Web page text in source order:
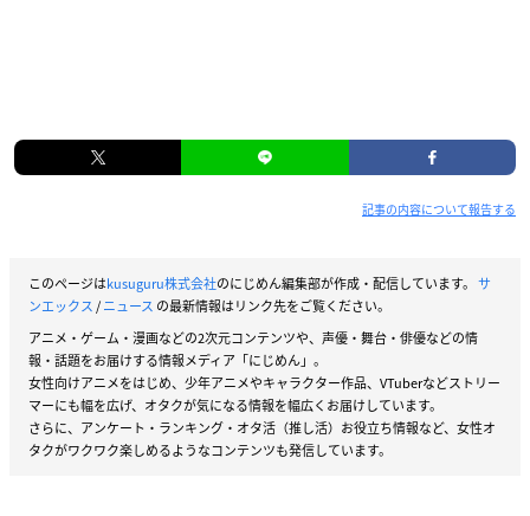
記事の内容について報告する
このページはkusuguru株式会社のにじめん編集部が作成・配信しています。 サ
ンエックス/ニュース の最新情報はリンク先をご覧ください。
アニメ・ゲーム・漫画などの2次元コンテンツや、声優・舞台・俳優などの情
報・話題をお届けする情報メディア「にじめん」。
女性向けアニメをはじめ、少年アニメやキャラクター作品、VTuberなどストリー
マーにも幅を広げ、オタクが気になる情報を幅広くお届けしています。
さらに、アンケート・ランキング・オタ活（推し活）お役立ち情報など、女性オ
タクがワクワク楽しめるようなコンテンツも発信しています。